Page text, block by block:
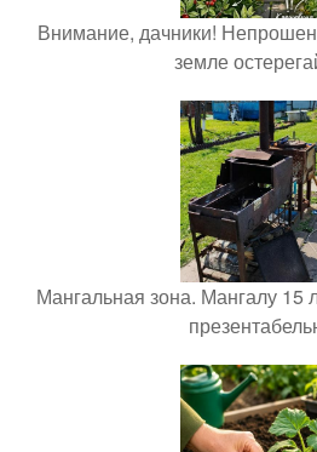
Внимание, дачники!
земле
Мангальная зона. Мангалу 15